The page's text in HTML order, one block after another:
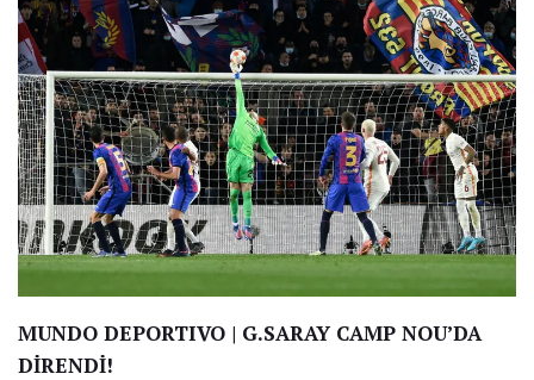
MUNDO DEPORTIVO | G.SARAY CAMP NOU’DA
DİRENDİ!